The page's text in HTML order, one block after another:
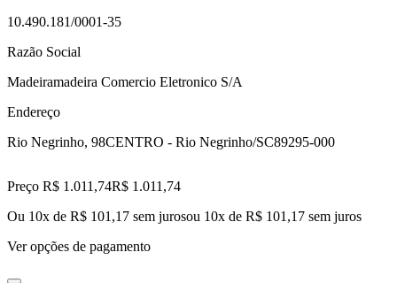
10.490.181/0001-35
Razão Social
Madeiramadeira Comercio Eletronico S/A
Endereço
Rio Negrinho, 98CENTRO - Rio Negrinho/SC89295-000
Preço R$ 1.011,74R$ 1.011 ,74
Ou 10x de R$ 101,17 sem jurosou 10x de R$ 101,17 sem juros
Ver opções de pagamento